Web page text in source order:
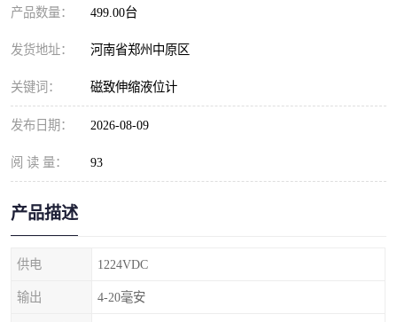
产品数量： 499.00台
发货地址： 河南省郑州中原区
关键词： 磁致伸缩液位计
发布日期： 2026-08-09
阅 读 量： 93
产品描述
供电 1224VDC
输出 4-20毫安